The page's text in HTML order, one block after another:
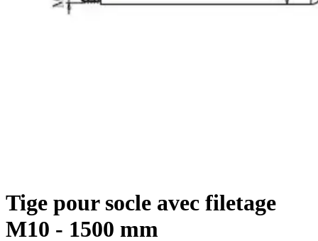
Tige pour socle avec filetage
M10 - 1500 mm